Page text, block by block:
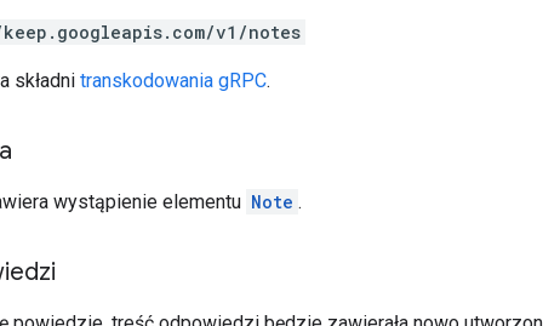
keep.googleapis.com/v1/notes
składni transkodowania gRPC.
wystąpienie elementu Note .